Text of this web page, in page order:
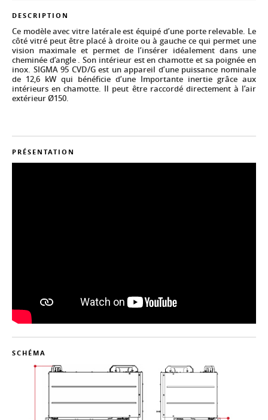
DESCRIPTION
Ce modèle avec vitre latérale est équipé d’une porte relevable. Le
côté vitré peut être placé à droite ou à gauche ce qui permet une
vision maximale et permet de l’insérer idéalement dans une
cheminée d’angle . Son intérieur est en chamotte et sa poignée en
inox. SIGMA 95 CVD/G est un appareil d’une puissance nominale
de 12,6 kW qui bénéficie d’une Importante inertie grâce aux
intérieurs en chamotte. Il peut être raccordé directement à l’air
extérieur Ø150.
PRÉSENTATION
SCHÉMA